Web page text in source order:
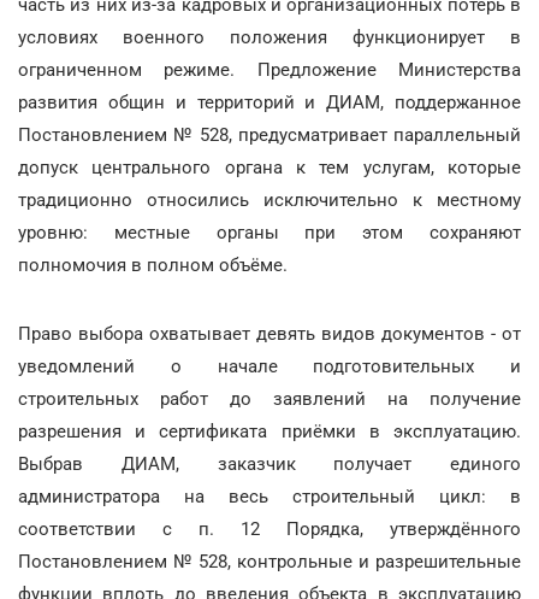
часть из них из-за кадровых и организационных потерь в
условиях военного положения функционирует в
ограниченном режиме. Предложение Министерства
развития общин и территорий и ДИАМ, поддержанное
Постановлением № 528, предусматривает параллельный
допуск центрального органа к тем услугам, которые
традиционно относились исключительно к местному
уровню: местные органы при этом сохраняют
полномочия в полном объёме.
Право выбора охватывает девять видов документов - от
уведомлений о начале подготовительных и
строительных работ до заявлений на получение
разрешения и сертификата приёмки в эксплуатацию.
Выбрав ДИАМ, заказчик получает единого
администратора на весь строительный цикл: в
соответствии с п. 12 Порядка, утверждённого
Постановлением № 528, контрольные и разрешительные
функции вплоть до введения объекта в эксплуатацию